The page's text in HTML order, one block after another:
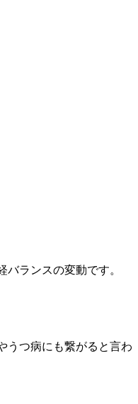
ランスの変動です。
うつ病にも繋がると言わ